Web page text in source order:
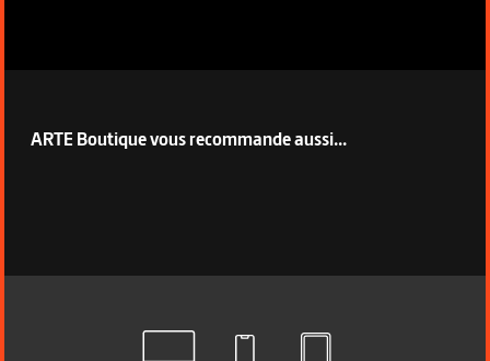
ARTE Boutique vous recommande aussi...